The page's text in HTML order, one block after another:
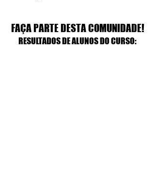
FAÇA PARTE DESTA COMUNIDADE!
RESULTADOS DE ALUNOS DO CURSO: